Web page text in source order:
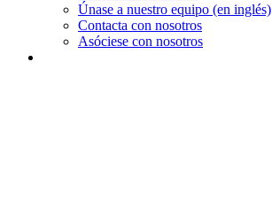
Únase a nuestro equipo (en inglés)
Contacta con nosotros
Asóciese con nosotros